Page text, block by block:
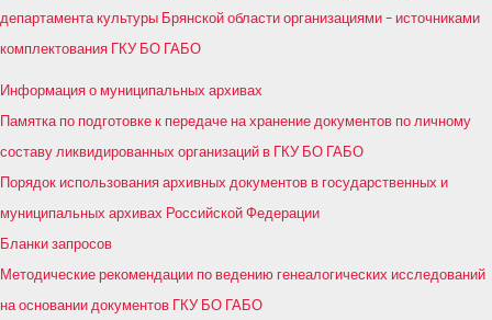
департамента культуры Брянской области организациями – источниками
комплектования ГКУ БО ГАБО
Информация о муниципальных архивах
Памятка по подготовке к передаче на хранение документов по личному
составу ликвидированных организаций в ГКУ БО ГАБО
Порядок использования архивных документов в государственных и
муниципальных архивах Российской Федерации
Бланки запросов
Методические рекомендации по ведению генеалогических исследований
на основании документов ГКУ БО ГАБО